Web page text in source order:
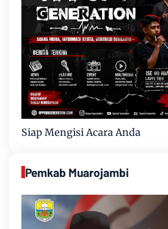
Siap Mengisi Acara Anda
Pemkab Muarojambi